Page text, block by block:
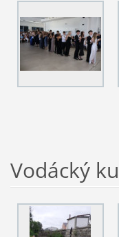
Vodácký